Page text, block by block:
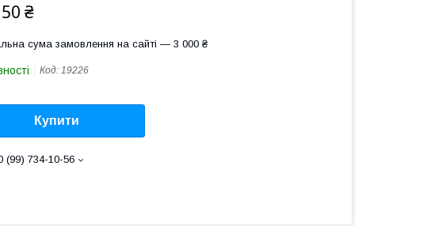
₴
сума замовлення на сайті — 3 000 ₴
Код: 19226
Купити
(99) 734-10-56